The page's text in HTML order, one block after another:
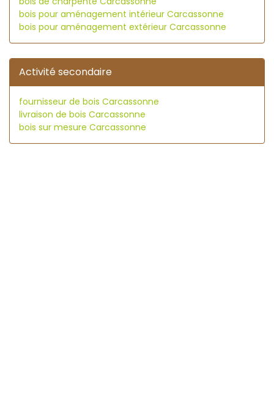
bois pour aménagement intérieur Carcassonne
bois pour aménagement extérieur Carcassonne
Activité secondaire
fournisseur de bois Carcassonne
livraison de bois Carcassonne
bois sur mesure Carcassonne